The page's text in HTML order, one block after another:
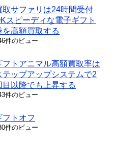
取サファリは24時間受付
スピーディな電子ギフト
を高額買取する
件のビュー
フトアニマル高額買取率は
テップアップシステムで2
目以降でも上昇する
件のビュー
フトオフ
件のビュー